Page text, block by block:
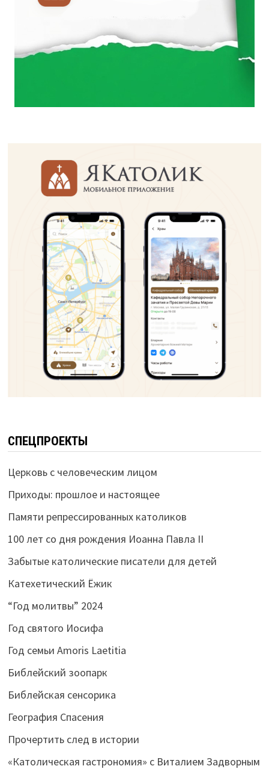
СПЕЦПРОЕКТЫ
Церковь с человеческим лицом
Приходы: прошлое и настоящее
Памяти репрессированных католиков
100 лет со дня рождения Иоанна Павла II
Забытые католические писатели для детей
Катехетический Ёжик
“Год молитвы” 2024
Год святого Иосифа
Год семьи Amoris Laetitia
Библейский зоопарк
Библейская сенсорика
География Спасения
Прочертить след в истории
«Католическая гастрономия» с Виталием Задворным